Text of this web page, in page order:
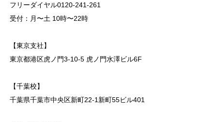
フリーダイヤル0120-241-261
受付：月〜土 10時〜22時
【東京支社】
東京都港区虎ノ門3-10-5 虎ノ門水澤ビル6F
【千葉校】
千葉県千葉市中央区新町22-1新町55ビル401